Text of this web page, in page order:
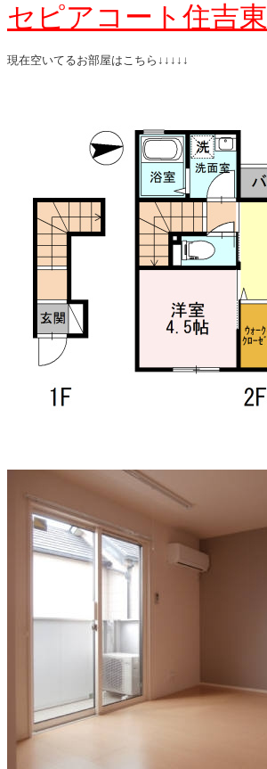
セピアコート住吉東
現在空いてるお部屋はこちら↓↓↓↓↓